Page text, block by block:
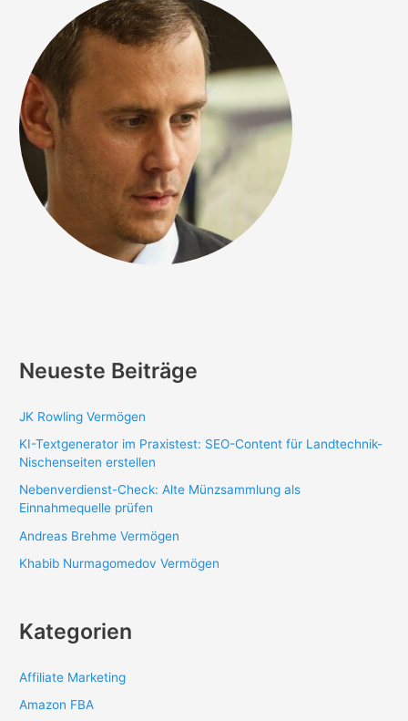
Neueste Beiträge
JK Rowling Vermögen
KI-Textgenerator im Praxistest: SEO-Content für Landtechnik-
Nischenseiten erstellen
Nebenverdienst-Check: Alte Münzsammlung als
Einnahmequelle prüfen
Andreas Brehme Vermögen
Khabib Nurmagomedov Vermögen
Kategorien
Affiliate Marketing
Amazon FBA